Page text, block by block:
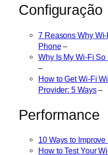
Configuração
7 Reasons Why
Phone–
Why Is My Wi-Fi So
–
How to Get Wi-Fi
Provider: 5 Ways–
Performance
10 Ways to
How to Test Your